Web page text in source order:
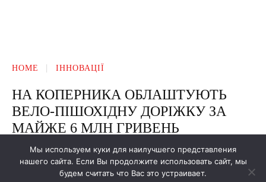
Мы используем куки для наилучшего представления
нашего сайта. Если Вы продолжите использовать сайт, мы
будем считать что Вас это устраивает.